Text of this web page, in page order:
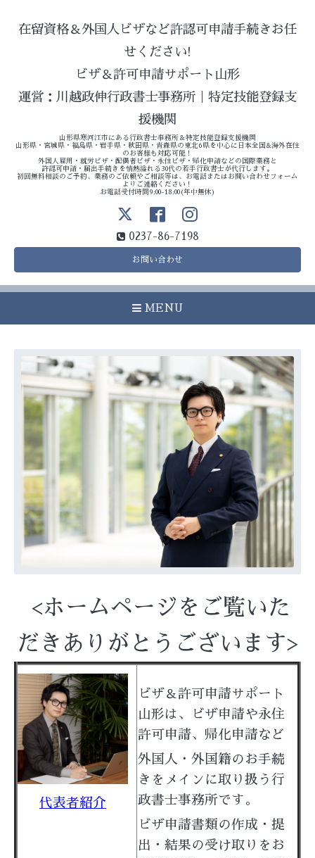
在留資格＆外国人ビザなど許認可申請手続きお任
せください!
ビザ＆許可申請サポート山形
運営：川越政伸行政書士事務所｜特定技能登録支
援機関
山形県寒河江市にある行政書士事務所＆特定技能登録支援機関
山形県・宮城県・福島県・岩手県・秋田県・青森県の東北6県を中心に日本全国&海外在住
のお客様も対応可能！
外国人雇用・就労ビザ・配偶者ビザ・永住ビザ・帰化申請などの国際業務と
許認可申請・届出手続きを情熱溢れる30代の若手行政書士が代行します。
初回無料相談のご予約、業務のご依頼やご相談等は、お電話またはお問い合わせフォーム
よりご連絡ください！
お電話受付時間9:00-18:00(年中無休)
0237-86-7198
お問い合わせ
MENU
<ホームページをご覧いた
だきありがとうございます>
代表者紹介
ビザ＆許可申請サポート
山形は、ビザ申請や永住
許可申請、帰化申請など
外国人・外国籍のお手続
きをメイン に取り扱う行
政書士事務所です。
ビザ申請書類の作成・提
出・結果の受け取りをお